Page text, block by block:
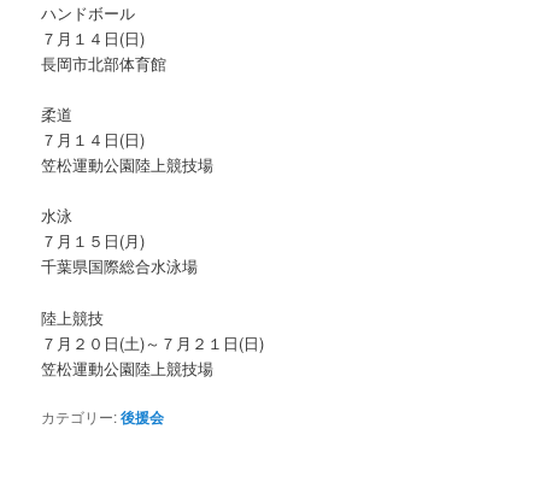
ハンドボール
７月１４日(日)
長岡市北部体育館
柔道
７月１４日(日)
笠松運動公園陸上競技場
水泳
７月１５日(月)
千葉県国際総合水泳場
陸上競技
７月２０日(土)～７月２１日(日)
笠松運動公園陸上競技場
カテゴリー:後援会